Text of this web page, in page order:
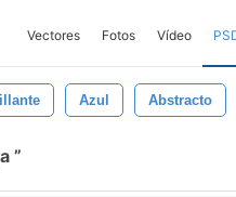
Vectores Fotos Vídeo
Azul Abstracto